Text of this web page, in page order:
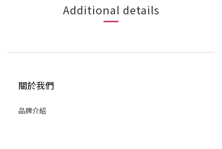
Additional details
關於我們
品牌介紹